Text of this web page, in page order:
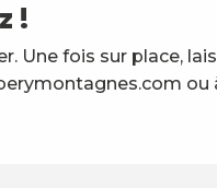
!
Une fois sur place,
ou